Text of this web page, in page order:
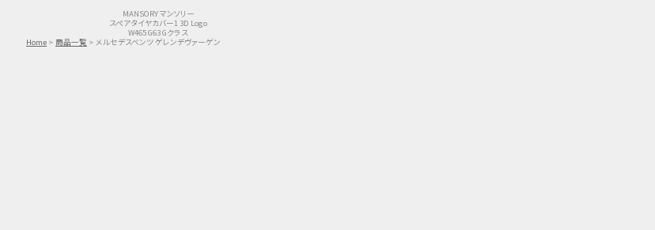
Home 商品一覧
MANSORY マンソリー
スペアタイヤカバー1 3D Logo
W465 G63 Gクラス
メルセデスベンツ ゲレンデヴァーゲン